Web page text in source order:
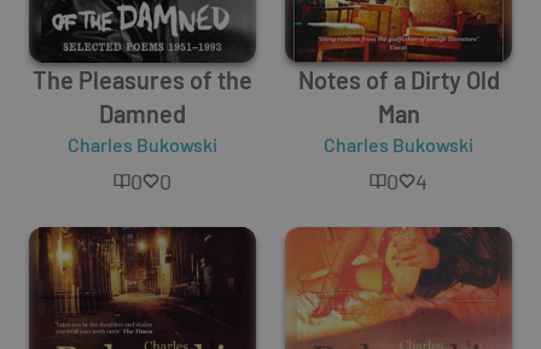
The Pleasures of the
Damned
Charles Bukowski
0 0
Notes of a Dirty Old
Man
Charles Bukowski
0 4